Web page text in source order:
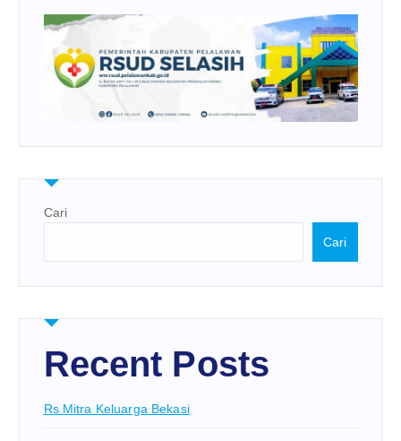
Cari
Cari
Recent Posts
Rs Mitra Keluarga Bekasi